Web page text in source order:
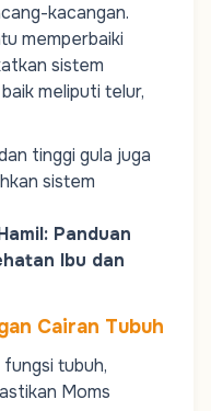
kacangan.
memperbaiki
sistem
meliputi telur,
tinggi gula juga
sistem
Panduan
Ibu dan
Cairan Tubuh
tubuh,
Moms